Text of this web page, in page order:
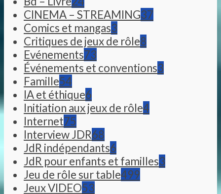
CINEMA – STREAMING37
Comics et mangas3
Critiques de jeux de rôle8
Evénements73
Événements et conventions3
Famille54
IA et éthique6
Initiation aux jeux de rôle4
Internet75
Interview JDR68
JdR indépendants6
JdR pour enfants et familles3
Jeu de rôle sur table499
Jeux VIDEO53